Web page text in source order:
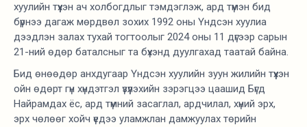
хуулийн түүхэн ач холбогдлыг тэмдэглэж, ард түмэн бид
бүрнээ дагаж мөрдвөл зохих 1992 оны Үндсэн хуулиа
дээдлэн залах тухай тогтоолыг 2024 оны 11 дүгээр сарын
21-ний өдөр баталсныг та бүхэнд дуулгахад таатай байна.
Бид өнөөдөр анхдугаар Үндсэн хуулийн зуун жилийн түүхэн
ойн өдөрт гүн хүндэтгэл үзүүлэхийн зэрэгцээ цаашид Бүгд
Найрамдах ёс, ард түмний засаглал, ардчилал, хүний эрх,
эрх чөлөөг хойч үедээ уламжлан дамжуулах төрийн